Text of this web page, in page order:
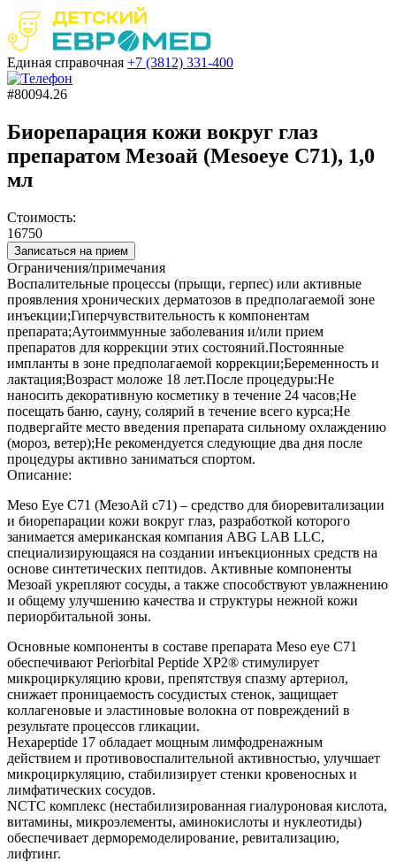
Единая справочная +7 (3812) 331-400
#80094.26
Биорепарация кожи вокруг глаз
препаратом Мезоай (Mesoeye C71), 1,0
мл
Стоимость:
16750
Записаться на прием
Ограничения/примечания
Воспалительные процессы (прыщи, герпес) или активные
проявления хронических дерматозов в предполагаемой зоне
инъекции;Гиперчувствительность к компонентам
препарата;Аутоиммунные заболевания и/или прием
препаратов для коррекции этих состояний.Постоянные
импланты в зоне предполагаемой коррекции;Беременность и
лактация;Возраст моложе 18 лет.После процедуры:Не
наносить декоративную косметику в течение 24 часов;Не
посещать баню, сауну, солярий в течение всего курса;Не
подвергайте место введения препарата сильному охлаждению
(мороз, ветер);Не рекомендуется следующие два дня после
процедуры активно заниматься спортом.
Описание:
Meso Eye C71 (МезоАй с71) – средство для биоревитализации
и биорепарации кожи вокруг глаз, разработкой которого
занимается американская компания ABG LAB LLC,
специализирующаяся на создании инъекционных средств на
основе синтетических пептидов. Активные компоненты
Мезоай укрепляют сосуды, а также способствуют увлажнению
и общему улучшению качества и структуры нежной кожи
периорбитальной зоны.
Основные компоненты в составе препарата Meso eye C71
обеспечивают Periorbital Peptide XP2® стимулирует
микроциркуляцию крови, препятствуя спазму артериол,
снижает проницаемость сосудистых стенок, защищает
коллагеновые и эластиновые волокна от повреждений в
результате процессов гликации.
Hexapeptide 17 обладает мощным лимфодренажным
действием и противовоспалительной активностью, улучшает
микроциркуляцию, стабилизирует стенки кровеносных и
лимфатических сосудов.
NCTC комплекс (нестабилизированная гиалуроновая кислота,
витамины, микроэлементы, аминокислоты и нуклеотиды)
обеспечивает дерморемоделирование, ревитализацию,
лифтинг.